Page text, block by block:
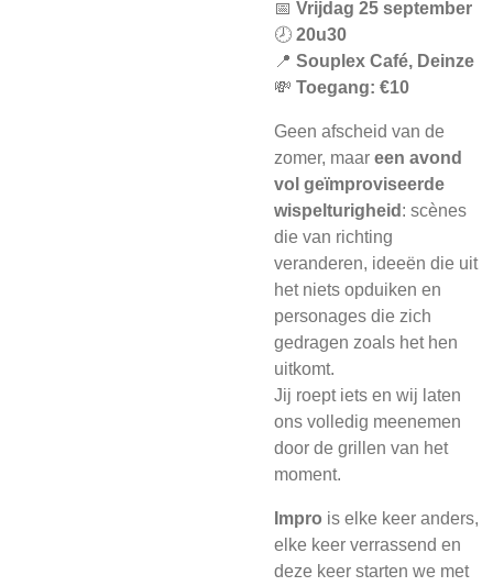
📅 Vrijdag 25 september
🕗 20u30
📍 Souplex Café, Deinze
💸 Toegang: €10
Geen afscheid van de
zomer, maar een avond
vol geïmproviseerde
wispelturigheid : scènes
die van richting
veranderen, ideeën die uit
het niets opduiken en
personages die zich
gedragen zoals het hen
uitkomt.
Jij roept iets en wij laten
ons volledig meenemen
door de grillen van het
moment.
Impro is elke keer anders,
elke keer verrassend en
deze keer starten we met